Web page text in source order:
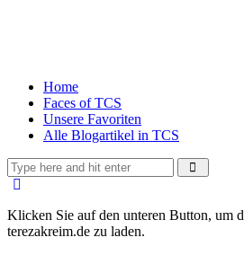
Home
Faces of TCS
Unsere Favoriten
Alle Blogartikel in TCS
Klicken Sie auf den unteren Button, um
terezakreim.de zu laden.